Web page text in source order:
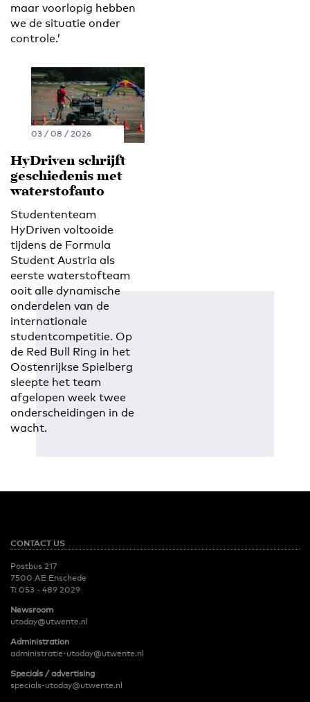
maar voorlopig hebben
we de situatie onder
controle.’
03 / 08 / 2026
HyDriven schrijft
geschiedenis met
waterstofauto
Studententeam
HyDriven voltooide
tijdens de Formula
Student Austria als
eerste waterstofteam
ooit alle dynamische
onderdelen van de
internationale
studentcompetitie. Op
de Red Bull Ring in het
Oostenrijkse Spielberg
sleepte het team
afgelopen week twee
onderscheidingen in de
wacht.
CONTACT US
Postbus 217
7500 AE Enschede
T: 053 - 489 2029
Newsroom
utoday@utwente.nl
Administration
administratie-utoday@utwente.nl
Specials / advertising
specials-utoday@utwente.nl